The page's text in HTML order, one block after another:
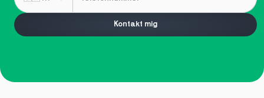
Kontakt mig